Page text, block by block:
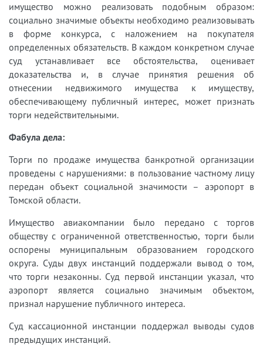
имущество можно реализовать подобным образом:
социально значимые объекты необходимо реализовывать
в форме конкурса, с наложением на покупателя
определенных обязательств. В каждом конкретном случае
суд устанавливает все обстоятельства, оценивает
доказательства и, в случае принятия решения об
отнесении недвижимого имущества к имуществу,
обеспечивающему публичный интерес, может признать
торги недействительными.
Фабула дела:
Торги по продаже имущества банкротной организации
проведены с нарушениями: в пользование частному лицу
передан объект социальной значимости – аэропорт в
Томской области.
Имущество авиакомпании было передано с торгов
обществу с ограниченной ответственностью, торги были
оспорены муниципальным образованием городского
округа. Суды двух инстанций поддержали вывод о том,
что торги незаконны. Суд первой инстанции указал, что
аэропорт является социально значимым объектом,
признал нарушение публичного интереса.
Суд кассационной инстанции поддержал выводы судов
предыдущих инстанций.